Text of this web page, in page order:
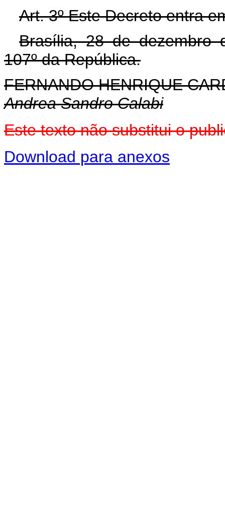
Art. 3º Este Decreto entra
Brasília, 28 de dezembro
107º da República.
FERNANDO HENRIQUE
Andrea Sandro Calabi
Este texto não substitui o
Download para anexos